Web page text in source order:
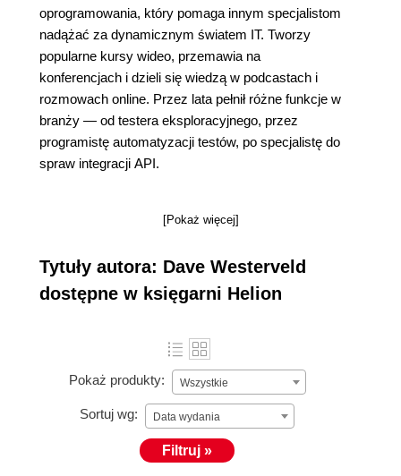
oprogramowania, który pomaga innym specjalistom
nadążać za dynamicznym światem IT. Tworzy
popularne kursy wideo, przemawia na
konferencjach i dzieli się wiedzą w podcastach i
rozmowach online. Przez lata pełnił różne funkcje w
branży ― od testera eksploracyjnego, przez
programistę automatyzacji testów, po specjalistę do
spraw integracji API.
[Pokaż więcej]
Tytuły autora: Dave Westerveld
dostępne w księgarni Helion
Pokaż produkty: Wszystkie
Sortuj wg: Data wydania
Filtruj »